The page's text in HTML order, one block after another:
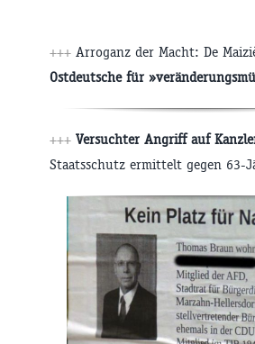
+++ Arroganz der Macht: De
Ostdeutsche für
+++ Versuchter Angriff auf
Staatsschutz ermittelt gegen 63-